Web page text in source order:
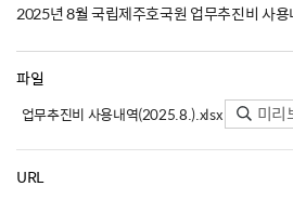
2025년 8월 국립제주호국원 업무추진비 사
파일
업무추진비 사용내역(2025.8.).xlsx 미리
URL